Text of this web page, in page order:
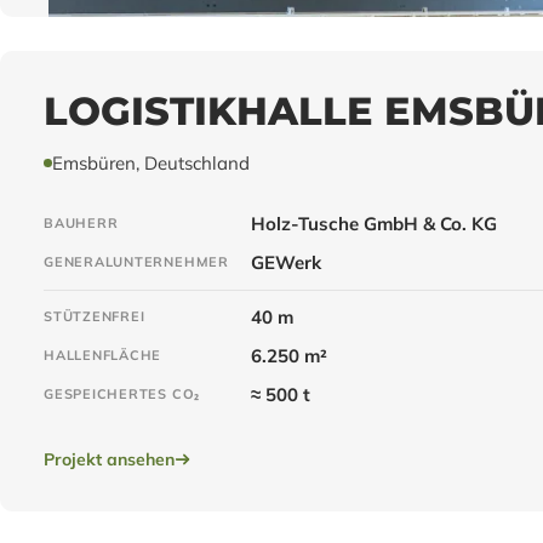
LOGISTIKHALLE
Emsbüren, Deutschland
BAUHERR Holz-Tusche GmbH & Co. KG
GENERALUNTERNEHMER GEWerk
STÜTZENFREI 40 m
HALLENFLÄCHE 6.250 m²
GESPEICHERTES CO₂ ≈ 500 t
Projekt ansehen